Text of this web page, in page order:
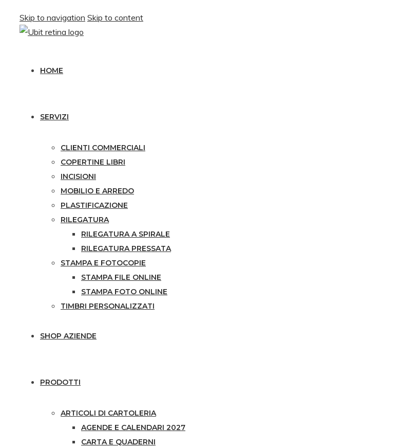
Skip to navigation Skip to content
HOME
SERVIZI
CLIENTI COMMERCIALI
COPERTINE LIBRI
INCISIONI
MOBILIO E ARREDO
PLASTIFICAZIONE
RILEGATURA
RILEGATURA A SPIRALE
RILEGATURA PRESSATA
STAMPA E FOTOCOPIE
STAMPA FILE ONLINE
STAMPA FOTO ONLINE
TIMBRI PERSONALIZZATI
SHOP AZIENDE
PRODOTTI
ARTICOLI DI CARTOLERIA
AGENDE E CALENDARI 2027
CARTA E QUADERNI